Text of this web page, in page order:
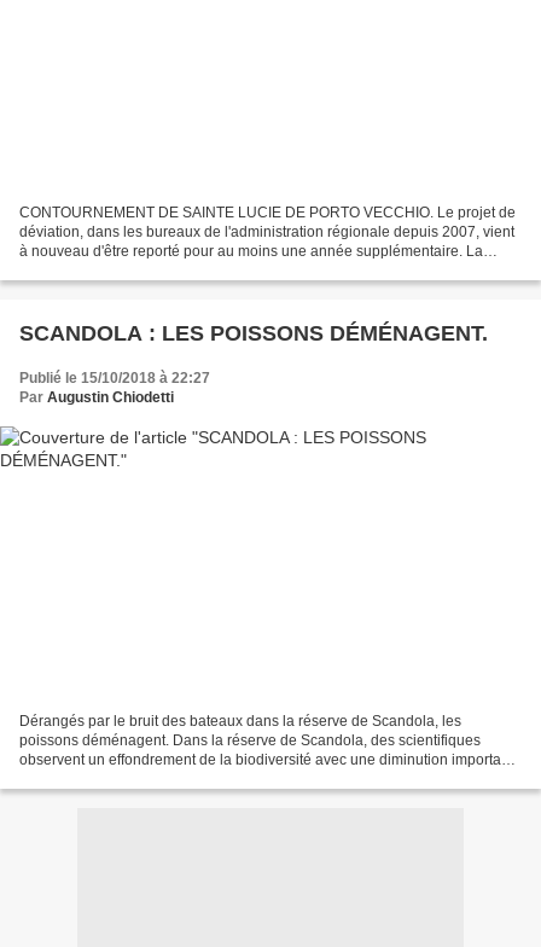
CONTOURNEMENT DE SAINTE LUCIE DE PORTO VECCHIO. Le projet de
déviation, dans les bureaux de l'administration régionale depuis 2007, vient
à nouveau d'être reporté pour au moins une année supplémentaire. La
SCANDOLA : LES POISSONS DÉMÉNAGENT.
Publié le 15/10/2018 à 22:27
Par Augustin Chiodetti
Dérangés par le bruit des bateaux dans la réserve de Scandola, les
poissons déménagent. Dans la réserve de Scandola, des scientifiques
observent un effondrement de la biodiversité avec une diminution importante